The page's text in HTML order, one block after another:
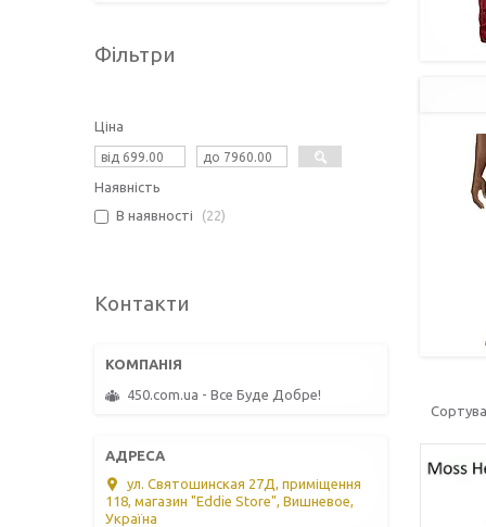
Фільтри
Ціна
Наявність
В наявності
22
Контакти
450.com.ua - Все Буде Добре!
ул. Святошинская 27Д, приміщення
118, магазин "Eddie Store", Вишневое,
Україна